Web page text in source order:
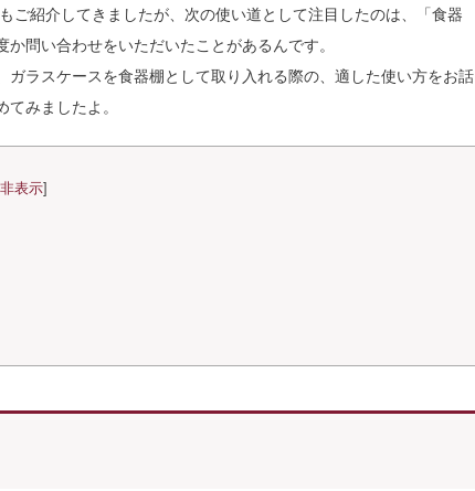
ご紹介してきましたが、次の使い道として注目したのは、「食器
問い合わせをいただいたことがあるんです。
ラスケースを食器棚として取り入れる際の、適した使い方をお話
みましたよ。
非表示]